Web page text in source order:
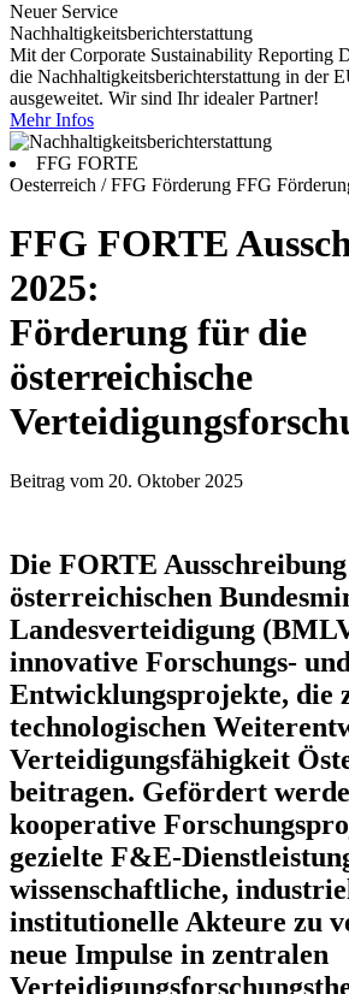
Neuer Service
Nachhaltigkeitsberichterstattung
Mit der Corporate Sustainability Reporting
die Nachhaltigkeitsberichterstattung in der
ausgeweitet. Wir sind Ihr idealer Partner!
Mehr Infos
FFG FORTE
Oesterreich / FFG Förderung FFG
FFG FORTE
2025:
Förderung für die
österreichische
Beitrag vom 20. Oktober 2025
Die FORTE Ausschreibung
österreichischen
Landesverteidigung
innovative Forschungs- und
Entwicklungsprojekte, die
technologischen
Verteidigungsfähigkeit
beitragen. Gefördert
kooperative
gezielte F&E-
wissenschaftliche,
institutionelle Akteure zu
neue Impulse in zentralen